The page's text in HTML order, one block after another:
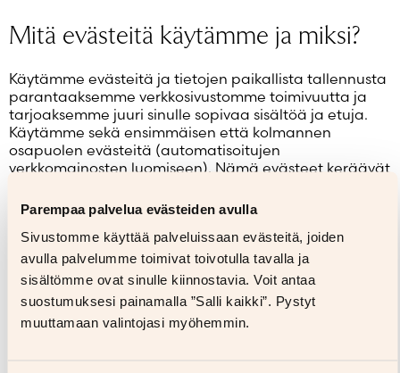
Parempaa palvelua evästeiden avulla
Sivustomme käyttää palveluissaan evästeitä, joiden
avulla palvelumme toimivat toivotulla tavalla ja
sisältömme ovat sinulle kiinnostavia. Voit antaa
suostumuksesi painamalla ”Salli kaikki”. Pystyt
muuttamaan valintojasi myöhemmin.
Mitä evästeitä käytämme ja miksi?
Käytämme evästeitä ja tietojen paikallista tallennusta
parantaaksemme verkkosivustomme toimivuutta ja
tarjoaksemme juuri sinulle sopivaa sisältöä ja etuja.
Käytämme sekä ensimmäisen että kolmannen
osapuolen evästeitä (automatisoitujen
verkkomainosten luomiseen). Nämä evästeet keräävät
käytetään kohdistettujen mainosten lähettämiseen
Välttämättömät evästeet
Osa evästeistä ja vastaavista tekniikoista on sivuston
turvallisen ja luotettavan toiminnan kannalta